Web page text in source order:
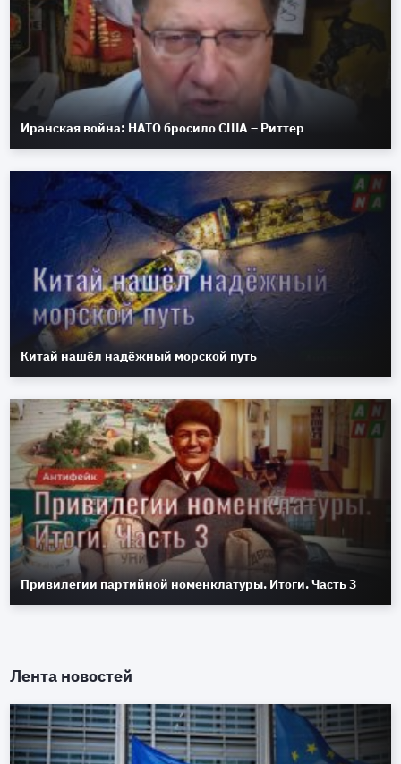
Иранская война: НАТО бросило США – Риттер
Китай нашёл надёжный морской путь
Привилегии партийной номенклатуры. Итоги. Часть 3
Лента новостей